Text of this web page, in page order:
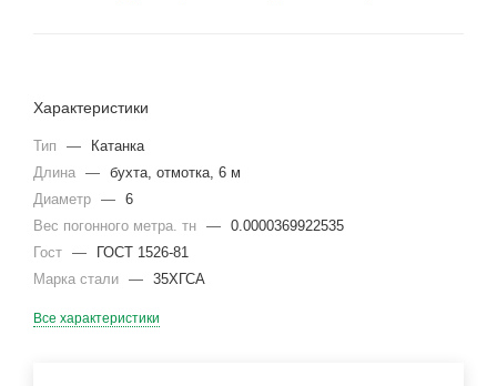
Характеристики
Тип —
Катанка
Длина — бухта, отмотка, 6 м
Диаметр — 6
Вес погонного метра. тн — 0.0000369922535
Гост —
ГОСТ 1526-81
Марка стали — 35ХГСА
Все характеристики